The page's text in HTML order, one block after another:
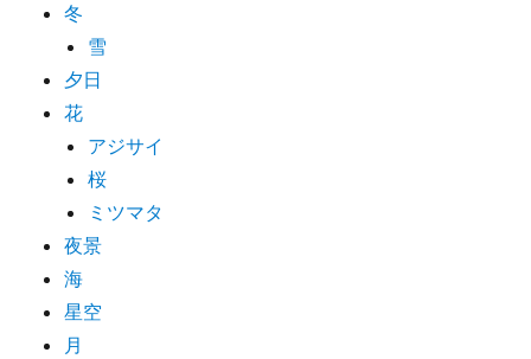
冬
雪
夕日
花
アジサイ
桜
ミツマタ
夜景
海
星空
月